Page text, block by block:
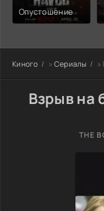
Опустошение
Киного » Сериалы »
Взрыв на
THE